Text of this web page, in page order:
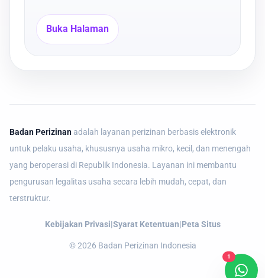
Buka Halaman
Badan Perizinan adalah layanan perizinan berbasis elektronik
untuk pelaku usaha, khususnya usaha mikro, kecil, dan menengah
yang beroperasi di Republik Indonesia. Layanan ini membantu
pengurusan legalitas usaha secara lebih mudah, cepat, dan
terstruktur.
Kebijakan Privasi|Syarat Ketentuan|Peta Situs
©2026 Badan Perizinan Indonesia
1